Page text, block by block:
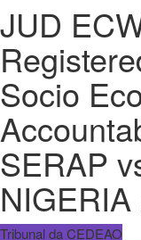
JUD
Socio
SERAP
NIGERIA
Tribunal da CEDEAO